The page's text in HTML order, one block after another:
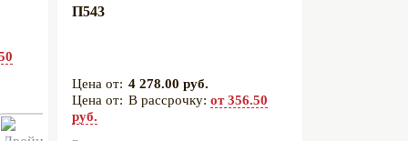
П543
4 278.00 руб.
В рассрочку: от 356.50
руб.